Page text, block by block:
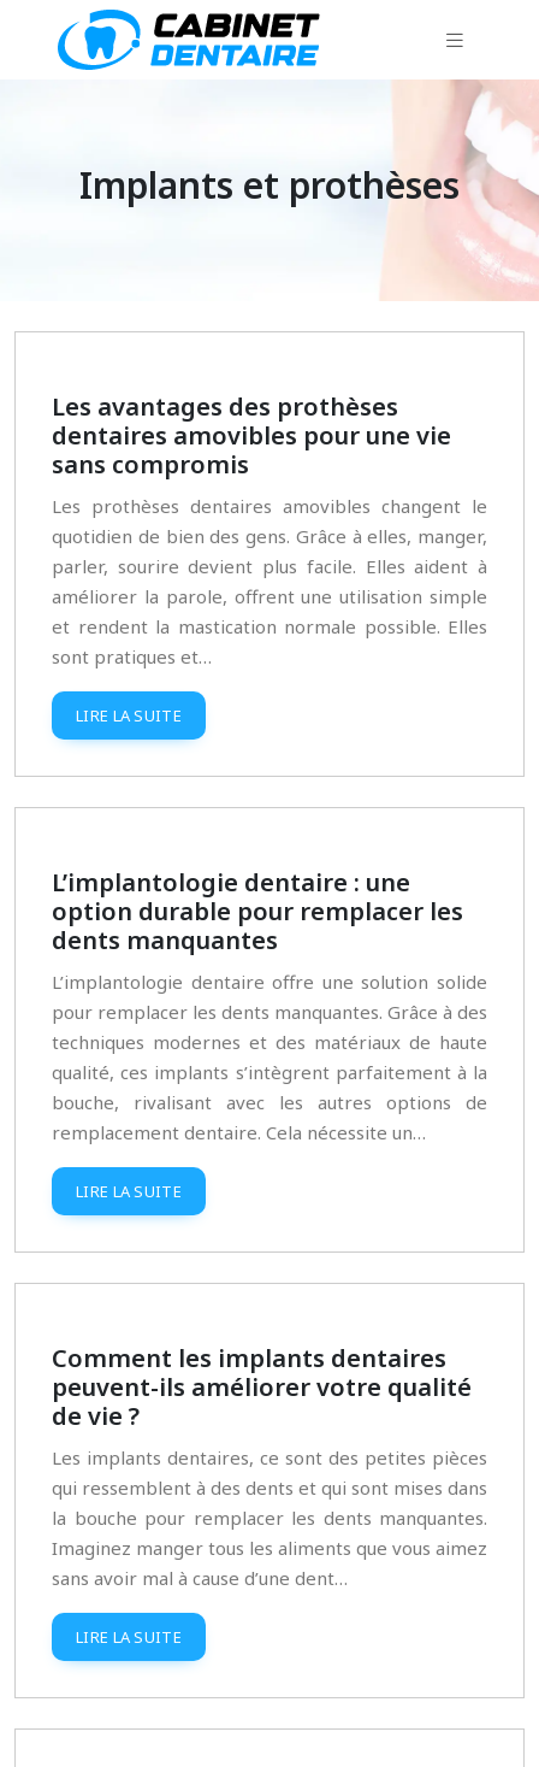
Implants et prothèses
Les avantages des prothèses
dentaires amovibles pour une vie
sans compromis
Les prothèses dentaires amovibles changent le
quotidien de bien des gens. Grâce à elles, manger,
parler, sourire devient plus facile. Elles aident à
améliorer la parole, offrent une utilisation simple
et rendent la mastication normale possible. Elles
sont pratiques et…
LIRE LA SUITE
L’implantologie dentaire : une
option durable pour remplacer les
dents manquantes
L’implantologie dentaire offre une solution solide
pour remplacer les dents manquantes. Grâce à des
techniques modernes et des matériaux de haute
qualité, ces implants s’intègrent parfaitement à la
bouche, rivalisant avec les autres options de
remplacement dentaire. Cela nécessite un…
LIRE LA SUITE
Comment les implants dentaires
peuvent-ils améliorer votre qualité
de vie ?
Les implants dentaires, ce sont des petites pièces
qui ressemblent à des dents et qui sont mises dans
la bouche pour remplacer les dents manquantes.
Imaginez manger tous les aliments que vous aimez
sans avoir mal à cause d’une dent…
LIRE LA SUITE